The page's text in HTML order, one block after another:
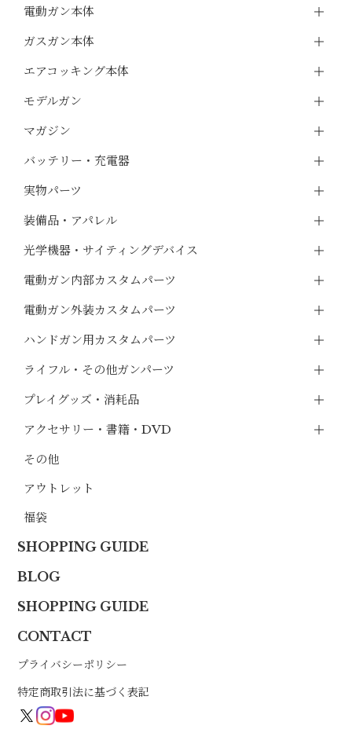
電動ガン本体
ガスガン本体
エアコッキング本体
モデルガン
マガジン
バッテリー・充電器
実物パーツ
装備品・アパレル
光学機器・サイティングデバイス
電動ガン内部カスタムパーツ
電動ガン外装カスタムパーツ
ハンドガン用カスタムパーツ
ライフル・その他ガンパーツ
プレイグッズ・消耗品
アクセサリー・書籍・DVD
その他
アウトレット
福袋
SHOPPING GUIDE
BLOG
SHOPPING GUIDE
CONTACT
プライバシーポリシー
特定商取引法に基づく表記